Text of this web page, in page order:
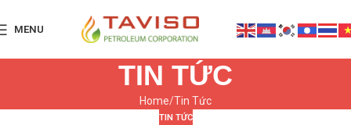
MENU
TIN TỨC
Home Tin Tức
TIN TỨC